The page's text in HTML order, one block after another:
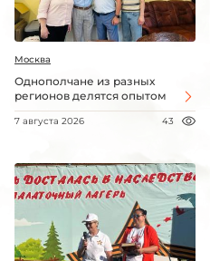
Москва
Однополчане из разных
регионов делятся опытом
7 августа 2026 43